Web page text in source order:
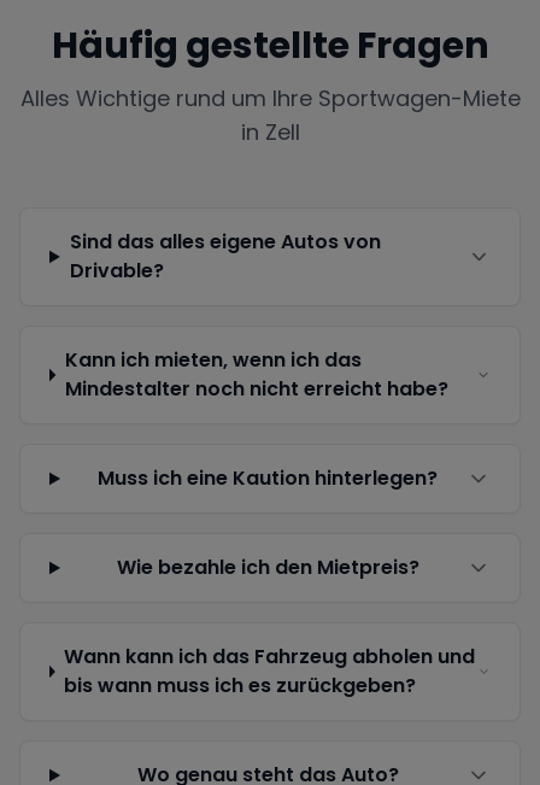
Häufig gestellte Fragen
Alles Wichtige rund um Ihre Sportwagen-Miete
in Zell
Sind das alles eigene Autos von
Drivable?
Kann ich mieten, wenn ich das
Mindestalter noch nicht erreicht habe?
Muss ich eine Kaution hinterlegen?
Wie bezahle ich den Mietpreis?
Wann kann ich das Fahrzeug abholen und
bis wann muss ich es zurückgeben?
Wo genau steht das Auto?